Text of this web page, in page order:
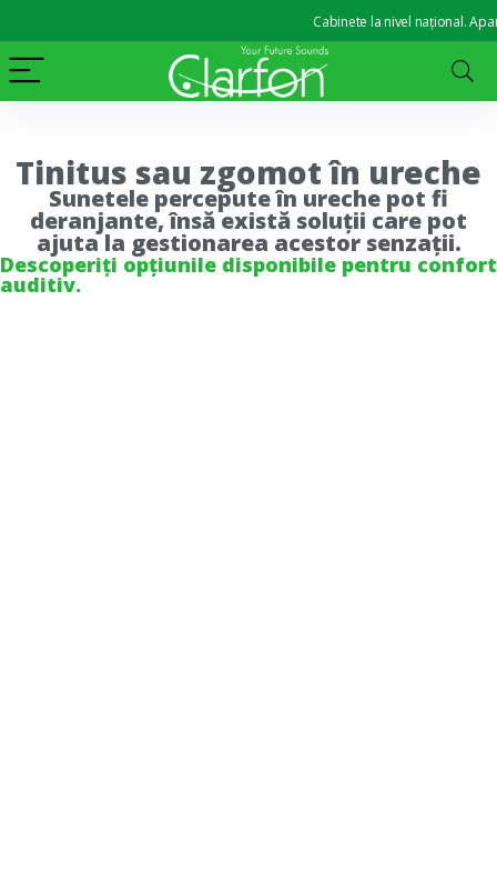
Cabinete la nivel național. Aparate
Tinitus sau zgomot în ureche
Sunetele percepute în ureche pot fi
deranjante, însă există soluții care pot
ajuta la gestionarea acestor senzații.
Descoperiți opțiunile disponibile pentru confort
auditiv.